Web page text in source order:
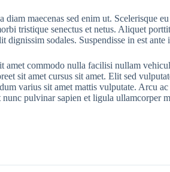
diam maecenas sed enim ut. Scelerisque
tristique senectus et netus. Aliquet
dignissim sodales. Suspendisse in est ante
amet commodo nulla facilisi nullam
sit amet cursus sit amet. Elit sed
varius sit amet mattis vulputate. Arcu
pulvinar sapien et ligula ullamcorper